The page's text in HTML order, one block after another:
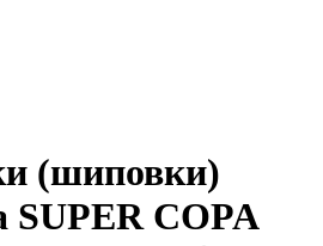
(шиповки)
SUPER COPA